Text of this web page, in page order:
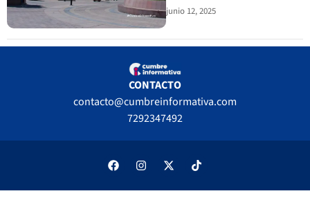
junio 12, 2025
CONTACTO
contacto@cumbreinformativa.com
7292347492